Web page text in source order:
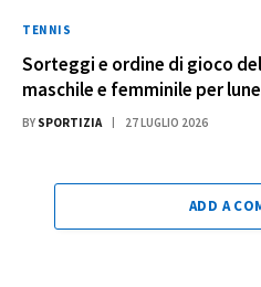
TENNIS
Sorteggi e ordine di gioco
maschile e femminile per
BY SPORTIZIA 27 LUGLIO 2026
ADD A